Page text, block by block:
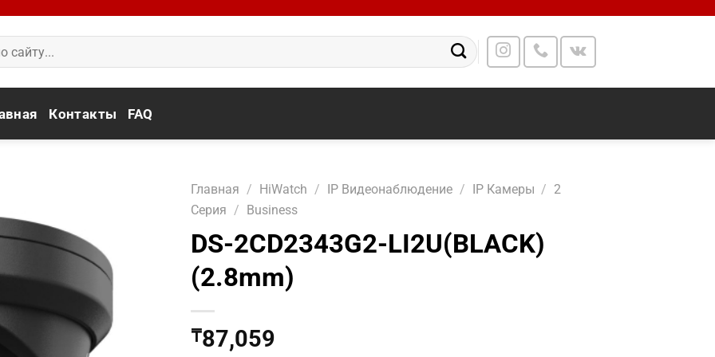
Контакты FAQ
Главная / HiWatch / IP Видеонаблюдение / IP Камеры / 2
Серия / Business
DS-2CD2343G2-LI2U(BLACK)
(2.8mm)
₸87,059